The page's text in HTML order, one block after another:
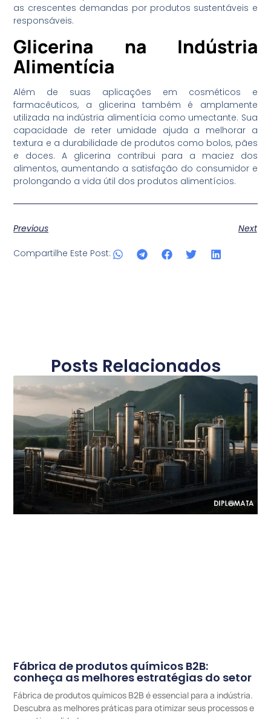
as crescentes demandas por produtos sustentáveis e
responsáveis.
Glicerina na Indústria
Alimentícia
Além de suas aplicações em cosméticos e
farmacêuticos, a glicerina também é amplamente
utilizada na indústria alimentícia como umectante. Sua
capacidade de reter umidade ajuda a melhorar a
textura e a durabilidade de produtos como bolos, pães
e doces. A glicerina contribui para a maciez dos
alimentos, aumentando a satisfação do consumidor e
prolongando a vida útil dos produtos alimentícios.
Previous Next
Compartilhe Este Post:
Posts Relacionados
Fábrica de produtos químicos B2B:
conheça as melhores estratégias do setor
Fábrica de produtos químicos B2B é essencial para a indústria.
Descubra as melhores práticas para otimizar seus processos e